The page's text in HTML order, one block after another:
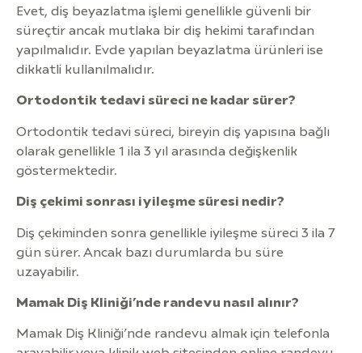
Evet, diş beyazlatma işlemi genellikle güvenli bir
süreçtir ancak mutlaka bir diş hekimi tarafından
yapılmalıdır. Evde yapılan beyazlatma ürünleri ise
dikkatli kullanılmalıdır.
Ortodontik tedavi süreci ne kadar sürer?
Ortodontik tedavi süreci, bireyin diş yapısına bağlı
olarak genellikle 1 ila 3 yıl arasında değişkenlik
göstermektedir.
Diş çekimi sonrası iyileşme süresi nedir?
Diş çekiminden sonra genellikle iyileşme süreci 3 ila 7
gün sürer. Ancak bazı durumlarda bu süre
uzayabilir.
Mamak Diş Kliniği’nde randevu nasıl alınır?
Mamak Diş Kliniği’nde randevu almak için telefonla